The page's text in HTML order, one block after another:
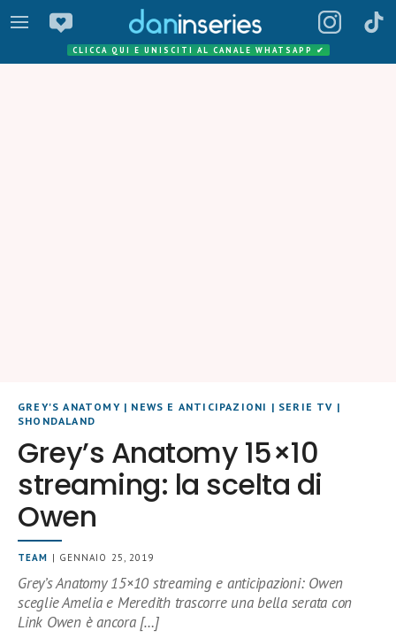
CLICCA QUI E UNISCITI AL CANALE WHATSAPP ✔
GREY'S ANATOMY| NEWS E ANTICIPAZIONI | SERIE TV |
SHONDALAND
Grey’s Anatomy 15×10
streaming: la scelta di
Owen
TEAM | GENNAIO 25, 2019
Grey’s Anatomy 15×10 streaming e anticipazioni: Owen
sceglie Amelia e Meredith trascorre una bella serata con
Link Owen è ancora […]